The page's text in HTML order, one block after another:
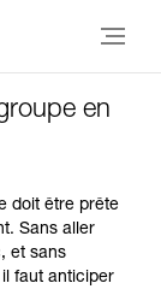
en
doit être prête
Sans aller
et sans
faut anticiper